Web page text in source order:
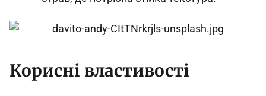
Корисні властивості